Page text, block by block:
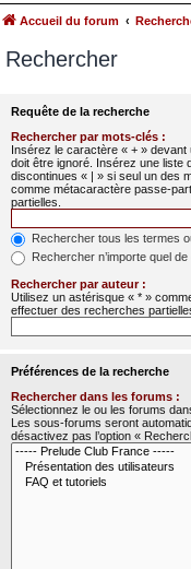
Accueil du forum
Rechercher
Requête de la recherche
Rechercher par mots-clés :
Insérez le caractère « + »
doit être ignoré. Insérez une liste
discontinues « | » si seul un des
comme métacaractère passe-
partielles.
Rechercher tous les termes
Rechercher n’importe quel
Rechercher par auteur :
Utilisez un astérisque « * »
effectuer des recherches
Préférences de la recherche
Rechercher dans les forums :
Sélectionnez le ou les forums
Les sous-forums seront
désactivez pas l’option «